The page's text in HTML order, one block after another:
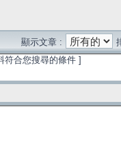
顯示文章 :
符合您搜尋的條件 ]